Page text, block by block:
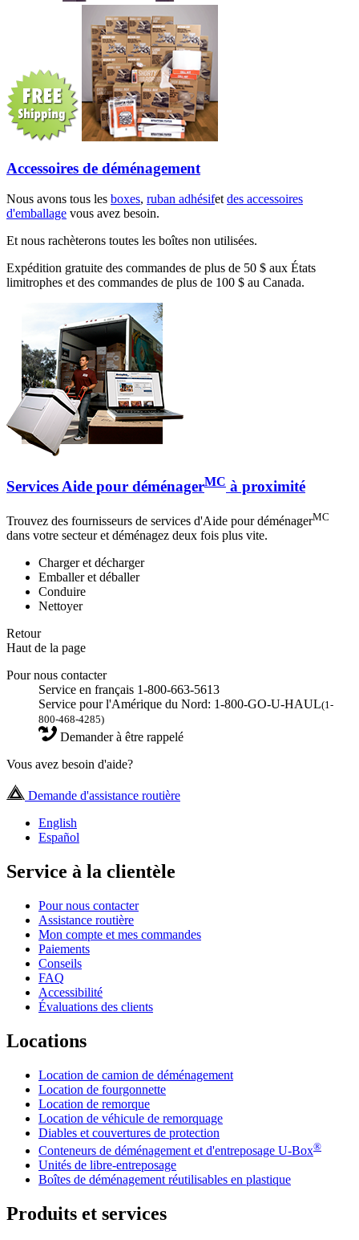
Accessoires de déménagement
Nous avons tous les boxes, ruban adhésifetdes accessoires
d'emballage vous avez besoin.
Et nous rachèterons toutes les boîtes non utilisées.
Expédition gratuite des commandes de plus de 50 $ aux États
limitrophes et des commandes de plus de 100 $ au Canada.
Services Aide pour déménagerMC à proximité
Trouvez des fournisseurs de services d'Aide pour déménagerMC
dans votre secteur et déménagez deux fois plus vite.
Charger et décharger
Emballer et déballer
Conduire
Nettoyer
Retour
Haut de la page
Pour nous contacter
Service en français 1-800-663-5613
Service pour l'Amérique du Nord: 1-800-GO-U-HAUL(1-
800-468-4285)
Demander à être rappelé
Vous avez besoin d'aide?
Demande d'assistance routière
English
Español
Service à la clientèle
Pour nous contacter
Assistance routière
Mon compte et mes commandes
Paiements
Conseils
FAQ
Accessibilité
Évaluations des clients
Locations
Location de camion de déménagement
Location de fourgonnette
Location de remorque
Location de véhicule de remorquage
Diables et couvertures de protection
Conteneurs de déménagement et d'entreposage U-Box®
Unités de libre-entreposage
Boîtes de déménagement réutilisables en plastique
Produits et services